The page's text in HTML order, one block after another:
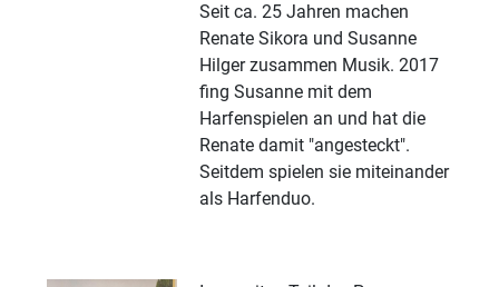
Seit ca. 25 Jahren machen
Renate Sikora und Susanne
Hilger zusammen Musik. 2017
fing Susanne mit dem
Harfenspielen an und hat die
Renate damit "angesteckt".
Seitdem spielen sie miteinander
als Harfenduo.